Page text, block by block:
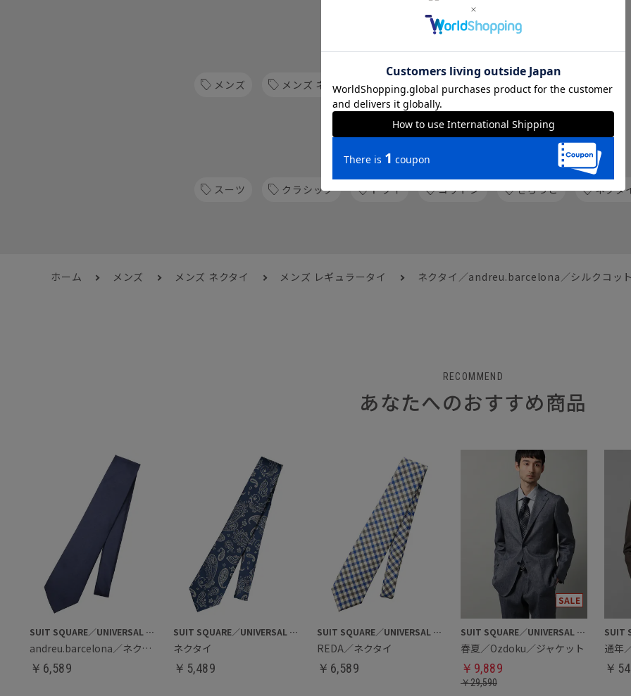
関連カテゴリから他の商品を探す
メンズ メンズ ネクタイ レギュラータイ
人気のハッシュタグから探す
スーツ クラシック ドライ コットン さらっと ネクタ
ホーム メンズ メンズ ネクタイ メンズ レギュラータイ ネクタイ／andreu.barcelona／シルクコッ
RECOMMEND
あなたへのおすすめ商品
SUIT SQUARE／UNIVERSAL LANGUAGE
andreu.barcelona／ネクタイ
￥ 6,589
SUIT SQUARE／UNIVERSAL LANGUAGE
ネクタイ
￥ 5,489
SUIT SQUARE／UNIVERSAL LANGUAGE
REDA／ネクタイ
￥ 6,589
SUIT SQUARE／UNIVERSAL LANGUAGE
春夏／Ozdoku／ジャケット
￥ 9,889
￥29,590
通年
￥